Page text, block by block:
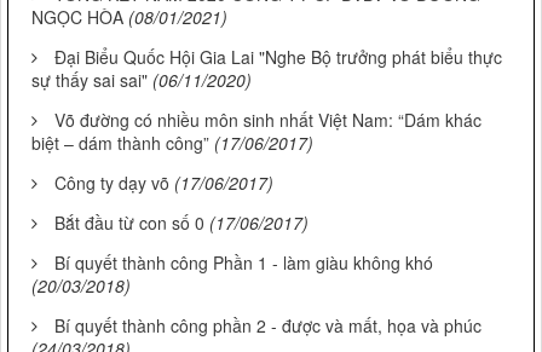
NGỌC HÒA (08/01/2021)
Đại Biểu Quốc Hội Gia Lai "Nghe Bộ trưởng phát biểu thực
sự thấy sai sai" (06/11/2020)
Võ đường có nhiều môn sinh nhất Việt Nam: “Dám khác
biệt – dám thành công” (17/06/2017)
Công ty dạy võ (17/06/2017)
Bắt đầu từ con số 0 (17/06/2017)
Bí quyết thành công Phần 1 - làm giàu không khó
(20/03/2018)
Bí quyết thành công phần 2 - được và mất, họa và phúc